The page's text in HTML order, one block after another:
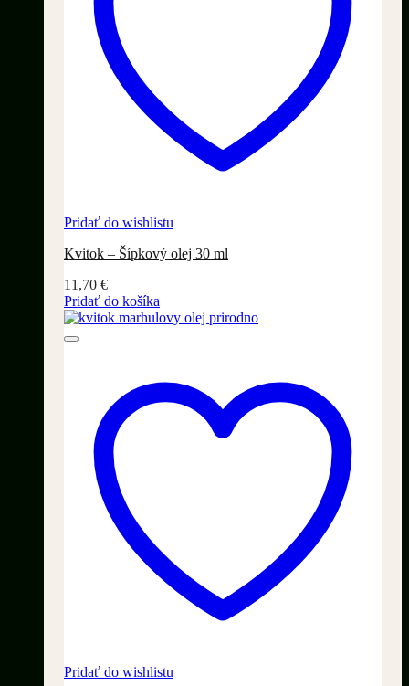
Pridať do wishlistu
Kvitok – Šípkový olej 30 ml
11,70 €
Pridať do košíka
Pridať do wishlistu